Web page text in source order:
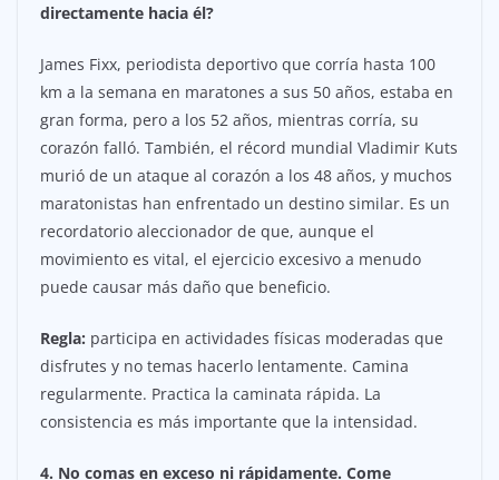
directamente hacia él?
James Fixx, periodista deportivo que corría hasta 100
km a la semana en maratones a sus 50 años, estaba en
gran forma, pero a los 52 años, mientras corría, su
corazón falló. También, el récord mundial Vladimir Kuts
murió de un ataque al corazón a los 48 años, y muchos
maratonistas han enfrentado un destino similar. Es un
recordatorio aleccionador de que, aunque el
movimiento es vital, el ejercicio excesivo a menudo
puede causar más daño que beneficio.
Regla: participa en actividades físicas moderadas que
disfrutes y no temas hacerlo lentamente. Camina
regularmente. Practica la caminata rápida. La
consistencia es más importante que la intensidad.
4. No comas en exceso ni rápidamente. Come